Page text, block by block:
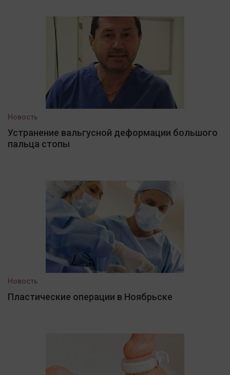
Новость
Устранение вальгусной деформации большого
пальца стопы
Новость
Пластические операции в Ноябрьске